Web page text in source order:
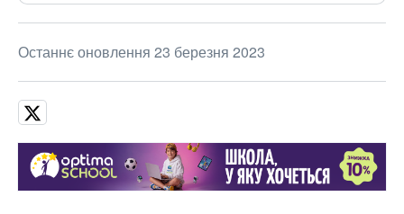
Останнє оновлення 23 березня 2023